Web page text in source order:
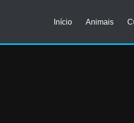
Início Animais